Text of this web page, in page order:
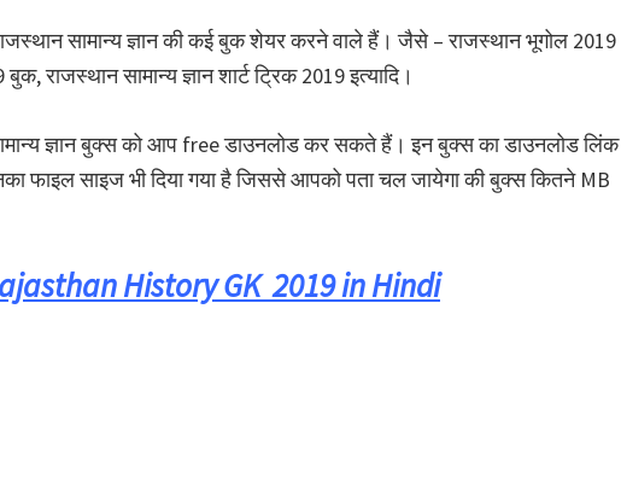
सामान्य ज्ञान की कई बुक शेयर करने वाले हैं। जैसे – राजस्थान भूगोल 2019
राजस्थान सामान्य ज्ञान शार्ट ट्रिक 2019 इत्यादि।
ज्ञान बुक्स को आप free डाउनलोड कर सकते हैं। इन बुक्स का डाउनलोड लिंक
फाइल साइज भी दिया गया है जिससे आपको पता चल जायेगा की बुक्स कितने MB
History GK 2019 in Hindi